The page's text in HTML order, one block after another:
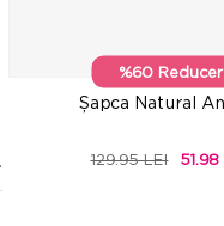
%60
Șapca Natural
129.95 LEI 51.98